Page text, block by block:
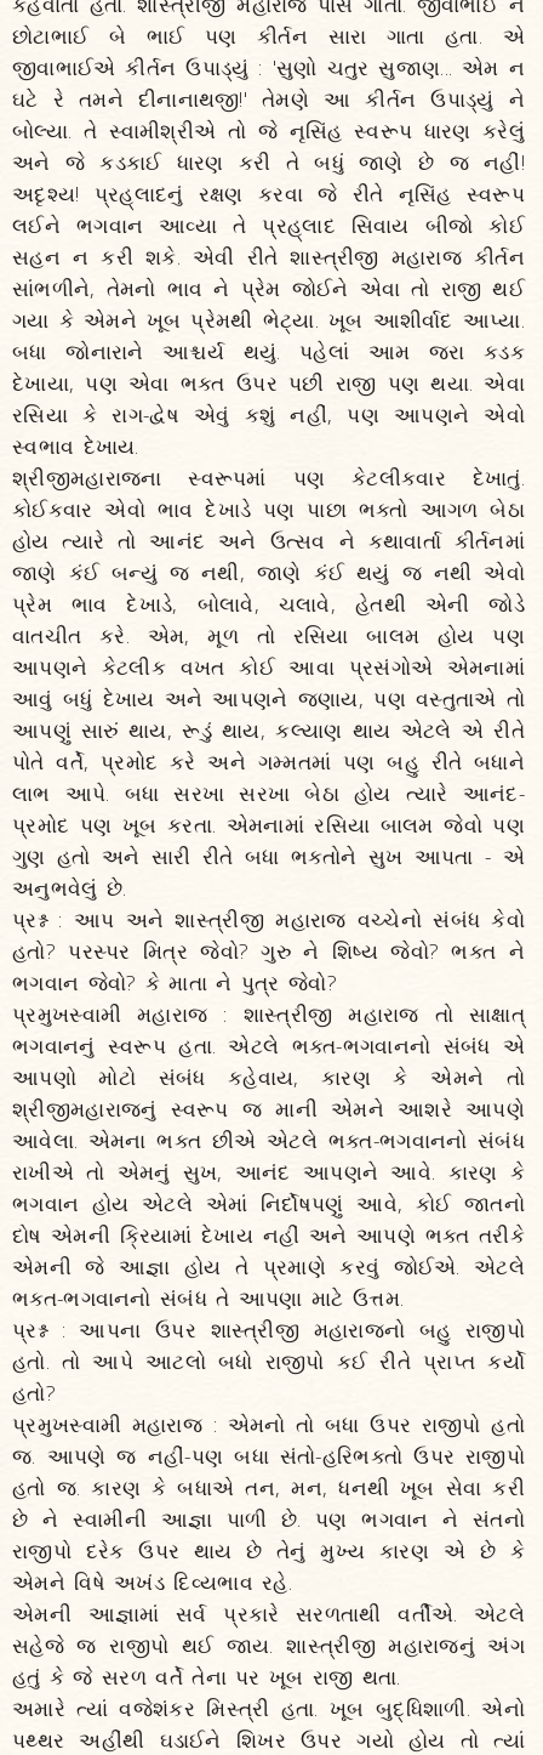
છોટાભાઈ બે ભાઈ પણ કીર્તન સારા ગાતા હતા. એ
જીવાભાઈએ કીર્તન ઉપાડ્યું : 'સુણો ચતુર સુજાણ... એમ ન
ઘટે રે તમને દીનાનાથજી!' તેમણે આ કીર્તન ઉપાડ્યું ને
બોલ્યા. તે સ્વામીશ્રીએ તો જે નૃસિંહ સ્વરૂપ ધારણ કરેલું
અને જે કડકાઈ ધારણ કરી તે બધું જાણે છે જ નહીં!
અદૃશ્ય! પ્રહ્‌લાદનું રક્ષણ કરવા જે રીતે નૃસિંહ સ્વરૂપ
લઈને ભગવાન આવ્યા તે પ્રહ્‌લાદ સિવાય બીજો કોઈ
સહન ન કરી શકે. એવી રીતે શાસ્ત્રીજી મહારાજ કીર્તન
સાંભળીને, તેમનો ભાવ ને પ્રેમ જોઈને એવા તો રાજી થઈ
ગયા કે એમને ખૂબ પ્રેમથી ભેટ્યા. ખૂબ આશીર્વાદ આપ્યા.
બધા જોનારાને આશ્ચર્ય થયું. પહેલાં આમ જરા કડક
દેખાયા, પણ એવા ભક્ત ઉપર પછી રાજી પણ થયા. એવા
રસિયા કે રાગ-દ્વેષ એવું કશું નહીં, પણ આપણને એવો
સ્વભાવ દેખાય.
શ્રીજીમહારાજના સ્વરૂપમાં પણ કેટલીકવાર દેખાતું.
કોઈકવાર એવો ભાવ દેખાડે પણ પાછા ભક્તો આગળ બેઠા
હોય ત્યારે તો આનંદ અને ઉત્સવ ને કથાવાર્તા કીર્તનમાં
જાણે કંઈ બન્યું જ નથી, જાણે કંઈ થયું જ નથી એવો
પ્રેમ ભાવ દેખાડે, બોલાવે, ચલાવે, હેતથી એની જોડે
વાતચીત કરે. એમ, મૂળ તો રસિયા બાલમ હોય પણ
આપણને કેટલીક વખત કોઈ આવા પ્રસંગોએ એમનામાં
આવું બધું દેખાય અને આપણને જણાય, પણ વસ્તુતાએ તો
આપણું સારું થાય, રૂડું થાય, કલ્યાણ થાય એટલે એ રીતે
પોતે વર્તે, પ્રમોદ કરે અને ગમ્મતમાં પણ બહુ રીતે બધાને
લાભ આપે. બધા સરખા સરખા બેઠા હોય ત્યારે આનંદ-
પ્રમોદ પણ ખૂબ કરતા. એમનામાં રસિયા બાલમ જેવો પણ
ગુણ હતો અને સારી રીતે બધા ભક્તોને સુખ આપતા - એ
અનુભવેલું છે.
પ્રશ્ન : આપ અને શાસ્ત્રીજી મહારાજ વચ્ચેનો સંબંધ કેવો
હતો? પરસ્પર મિત્ર જેવો? ગુરુ ને શિષ્ય જેવો? ભક્ત ને
ભગવાન જેવો? કે માતા ને પુત્ર જેવો?
પ્રમુખસ્વામી મહારાજ : શાસ્ત્રીજી મહારાજ તો સાક્ષાત્‌
ભગવાનનું સ્વરૂપ હતા. એટલે ભક્ત-ભગવાનનો સંબંધ એ
આપણો મોટો સંબંધ કહેવાય, કારણ કે એમને તો
શ્રીજીમહારાજનું સ્વરૂપ જ માની એમને આશરે આપણે
આવેલા. એમના ભક્ત છીએ એટલે ભક્ત-ભગવાનનો સંબંધ
રાખીએ તો એમનું સુખ, આનંદ આપણને આવે. કારણ કે
ભગવાન હોય એટલે એમાં નિર્દોષપણું આવે, કોઈ જાતનો
દોષ એમની ક્રિયામાં દેખાય નહીં અને આપણે ભક્ત તરીકે
એમની જે આજ્ઞા હોય તે પ્રમાણે કરવું જોઈએ. એટલે
ભક્ત-ભગવાનનો સંબંધ તે આપણા માટે ઉત્તમ.
પ્રશ્ન : આપના ઉપર શાસ્ત્રીજી મહારાજનો બહુ રાજીપો
હતો. તો આપે આટલો બધો રાજીપો કઈ રીતે પ્રાપ્ત કર્યો
હતો?
પ્રમુખસ્વામી મહારાજ : એમનો તો બધા ઉપર રાજીપો હતો
જ. આપણે જ નહીં-પણ બધા સંતો-હરિભક્તો ઉપર રાજીપો
હતો જ. કારણ કે બધાએ તન, મન, ધનથી ખૂબ સેવા કરી
છે ને સ્વામીની આજ્ઞા પાળી છે. પણ ભગવાન ને સંતનો
રાજીપો દરેક ઉપર થાય છે તેનું મુખ્ય કારણ એ છે કે
એમને વિષે અખંડ દિવ્યભાવ રહે.
એમની આજ્ઞામાં સર્વ પ્રકારે સરળતાથી વર્તીએ. એટલે
સહેજે જ રાજીપો થઈ જાય. શાસ્ત્રીજી મહારાજનું અંગ
હતું કે જે સરળ વર્તે તેના પર ખૂબ રાજી થતા.
અમારે ત્યાં વજેશંકર મિસ્ત્રી હતા. ખૂબ બુદ્ધિશાળી. એનો
પથ્થર અહીંથી ઘડાઈને શિખર ઉપર ગયો હોય તો ત્યાં